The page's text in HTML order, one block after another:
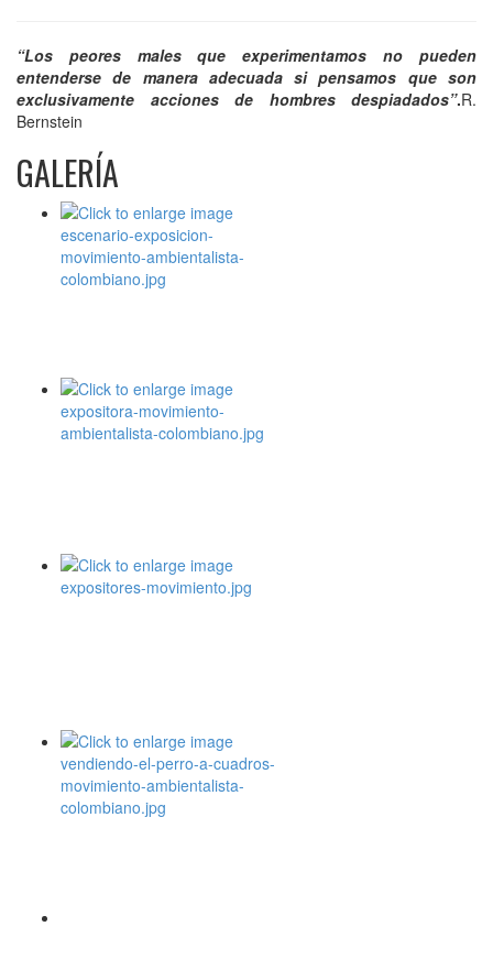
“Los peores males que experimentamos no pueden
entenderse de manera adecuada si pensamos que son
exclusivamente acciones de hombres despiadados”.R.
Bernstein
GALERÍA